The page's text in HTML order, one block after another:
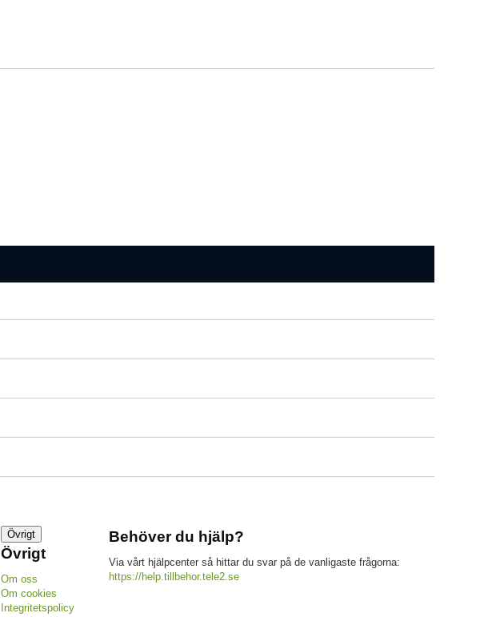
Övrigt
Övrigt
Om oss
Om cookies
Integritetspolicy
Behöver du hjälp?
Via vårt hjälpcenter så hittar du svar på de vanligaste frågorna:
https://help.tillbehor.tele2.se